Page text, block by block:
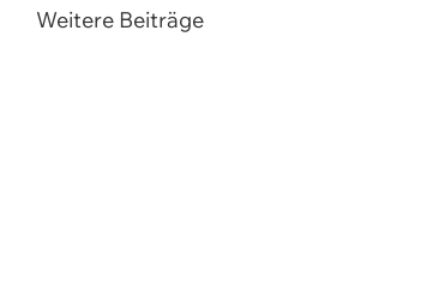
Weitere Beiträge